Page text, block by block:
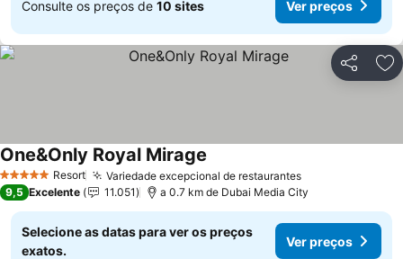
Consulte os preços de 10 sites Ver preços
Partilhar
5 Estrelas Resort Variedade excepcional de restaurantes
One&Only Royal Mirage
9,5 Excelente 11.051 a 0.7 km de Dubai Media City
Selecione as datas para ver os preços
exatos.
Ver preços